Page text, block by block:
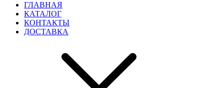
ГЛАВНАЯ
КАТАЛОГ
КОНТАКТЫ
ДОСТАВКА